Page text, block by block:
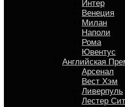
Интер
Венеция
Милан
Наполи
Рома
Ювентус
Английская
Арсенал
Вест Хэм
Ливерпуль
Лестер